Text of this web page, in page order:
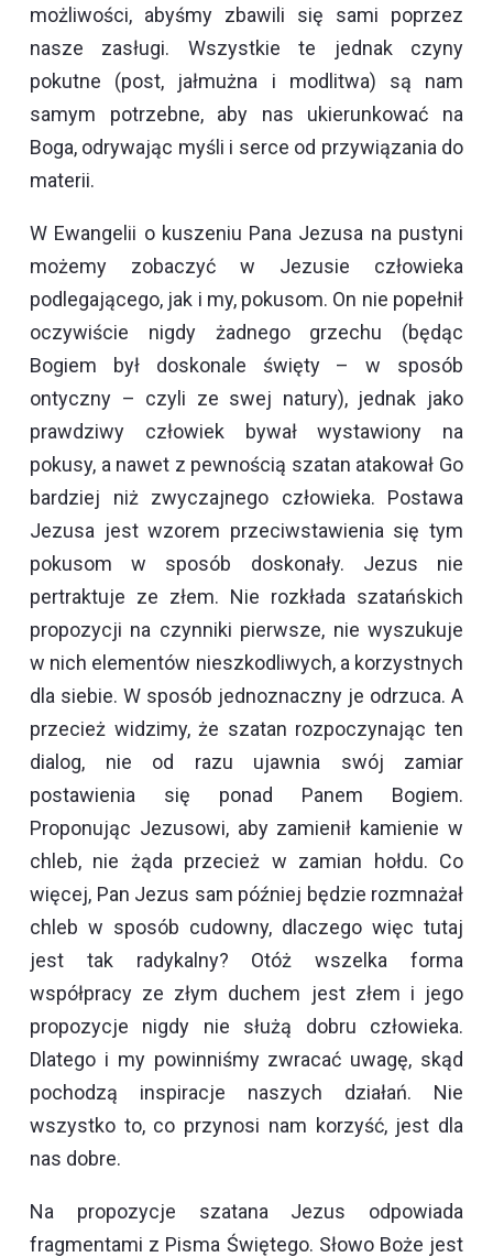
możliwości, abyśmy zbawili się sami poprzez
nasze zasługi. Wszystkie te jednak czyny
pokutne (post, jałmużna i modlitwa) są nam
samym potrzebne, aby nas ukierunkować na
Boga, odrywając myśli i serce od przywiązania do
materii.
W Ewangelii o kuszeniu Pana Jezusa na pustyni
możemy zobaczyć w Jezusie człowieka
podlegającego, jak i my, pokusom. On nie popełnił
oczywiście nigdy żadnego grzechu (będąc
Bogiem był doskonale święty – w sposób
ontyczny – czyli ze swej natury), jednak jako
prawdziwy człowiek bywał wystawiony na
pokusy, a nawet z pewnością szatan atakował Go
bardziej niż zwyczajnego człowieka. Postawa
Jezusa jest wzorem przeciwstawienia się tym
pokusom w sposób doskonały. Jezus nie
pertraktuje ze złem. Nie rozkłada szatańskich
propozycji na czynniki pierwsze, nie wyszukuje
w nich elementów nieszkodliwych, a korzystnych
dla siebie. W sposób jednoznaczny je odrzuca. A
przecież widzimy, że szatan rozpoczynając ten
dialog, nie od razu ujawnia swój zamiar
postawienia się ponad Panem Bogiem.
Proponując Jezusowi, aby zamienił kamienie w
chleb, nie żąda przecież w zamian hołdu. Co
więcej, Pan Jezus sam później będzie rozmnażał
chleb w sposób cudowny, dlaczego więc tutaj
jest tak radykalny? Otóż wszelka forma
współpracy ze złym duchem jest złem i jego
propozycje nigdy nie służą dobru człowieka.
Dlatego i my powinniśmy zwracać uwagę, skąd
pochodzą inspiracje naszych działań. Nie
wszystko to, co przynosi nam korzyść, jest dla
nas dobre.
Na propozycje szatana Jezus odpowiada
fragmentami z Pisma Świętego. Słowo Boże jest